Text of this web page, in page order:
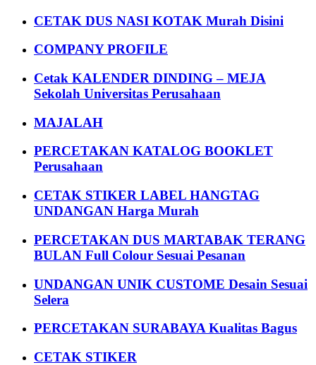
CETAK DUS NASI KOTAK Murah Disini
COMPANY PROFILE
Cetak KALENDER DINDING – MEJA
Sekolah Universitas Perusahaan
MAJALAH
PERCETAKAN KATALOG BOOKLET
Perusahaan
CETAK STIKER LABEL HANGTAG
UNDANGAN Harga Murah
PERCETAKAN DUS MARTABAK TERANG
BULAN Full Colour Sesuai Pesanan
UNDANGAN UNIK CUSTOME Desain Sesuai
Selera
PERCETAKAN SURABAYA Kualitas Bagus
CETAK STIKER